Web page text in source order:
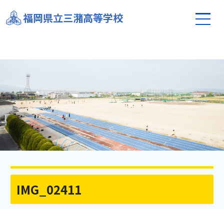
福岡県立三潴高等学校
IMG_02411